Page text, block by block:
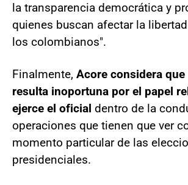
la transparencia democrática y
quienes buscan afectar la
los colombianos".
Finalmente, Acore considera
resulta inoportuna por el papel
ejerce el oficial dentro de la
operaciones que tienen que ver
momento particular de las
presidenciales.